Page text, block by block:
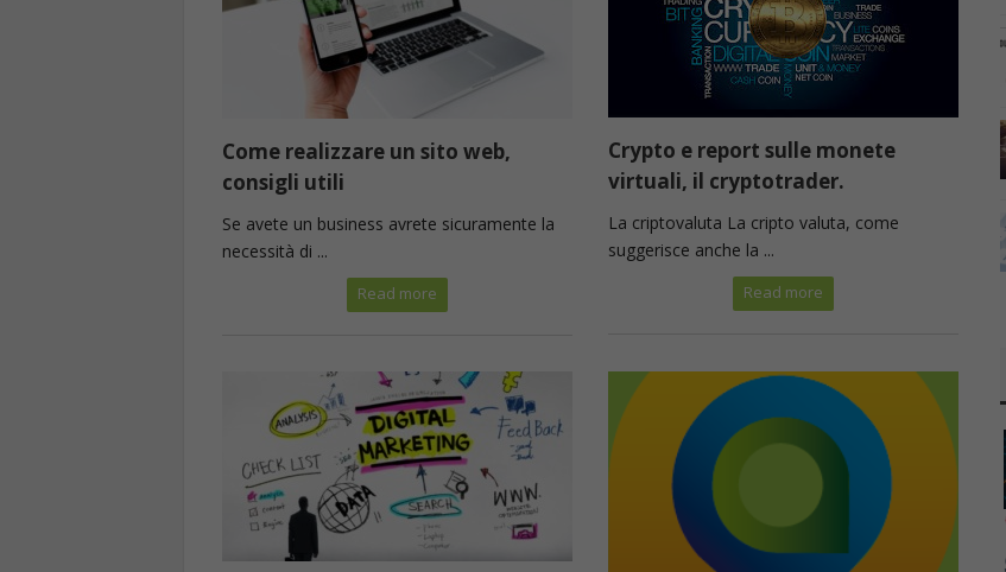
Come realizzare un sito web,
consigli utili
Se avete un business avrete sicuramente la
necessità di ...
Read more
Crypto e report sulle monete
virtuali, il cryptotrader.
La criptovaluta La cripto valuta, come
suggerisce anche la ...
Read more